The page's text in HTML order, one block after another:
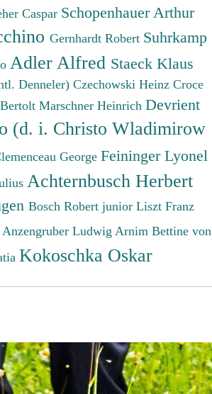
Caspar Schopenhauer Arthur
Gernhardt Robert Suhrkamp
Adler Alfred Staeck Klaus
Denneler) Czechowski Heinz Croce
Marschner Heinrich Devrient
(d. i. Christo Wladimirow
George Feininger Lyonel
Achternbusch Herbert
Bosch Robert junior Liszt Franz
Anzengruber Ludwig Arnim Bettine von
Kokoschka Oskar